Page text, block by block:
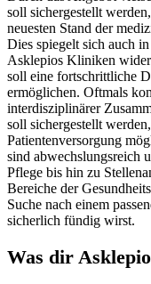
soll sichergestellt
neuesten Stand der
Dies spiegelt sich auch
Asklepios Kliniken
soll eine fortschrittliche
ermöglichen. Oftmals
interdisziplinärer
soll sichergestellt
Patientenversorgung
sind abwechslungsreich
Pflege bis hin zu
Bereiche der
Suche nach einem
sicherlich fündig wirst.
Was dir